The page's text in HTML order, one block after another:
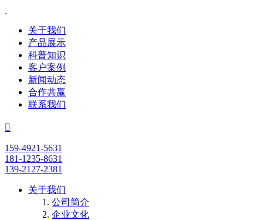
关于我们
产品展示
科普知识
客户案例
新闻动态
合作共赢
联系我们

159-4921-5631
181-1235-8631
139-2127-2381
关于我们
公司简介
企业文化